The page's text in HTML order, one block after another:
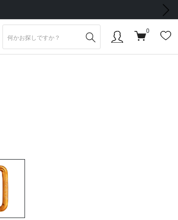
次の画像
0